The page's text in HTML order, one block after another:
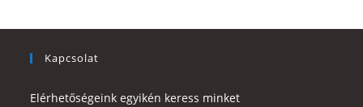
Kapcsolat
Elérhetőségeink egyikén keress minket